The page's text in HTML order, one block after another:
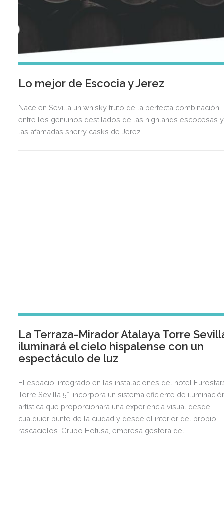
Lo mejor de Escocia y Jerez
Nace en Sevilla un whisky fruto de la perfecta combinación
entre los genuinos destilados de las highlands escocesas y
las afamadas sherry casks de Jerez
La Terraza-Mirador Atalaya Torre
iluminará el cielo hispalense con un
espectáculo de luz
El espacio, integrado en las instalaciones del hotel
Torre Sevilla 5*, incorpora un sistema eficiente de
artística que proporcionará una experiencia visual desde
cualquier punto de la ciudad y desde el interior del propio
rascacielos. Grupo Hotusa, empresa gestora del